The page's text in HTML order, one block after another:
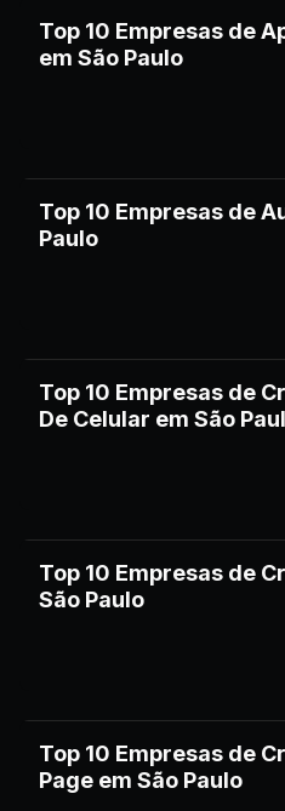
Top 10 Empresas de
em São Paulo
Top 10 Empresas de
Paulo
Top 10 Empresas de
De Celular em São
Top 10 Empresas de
São Paulo
Top 10 Empresas de
Page em São Paulo